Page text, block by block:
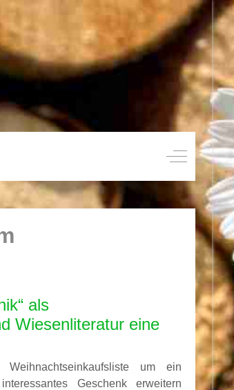
Off-Canvas
als
Wiesenliteratur eine
um ein
Geschenk erweitern